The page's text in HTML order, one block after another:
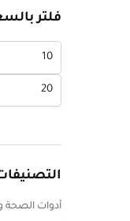
فلتر
أدنى
أعلى
سعر
أدوات الصحة